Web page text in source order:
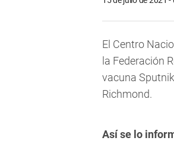
El Centro
la Federación
vacuna
Richmond.
Así se lo